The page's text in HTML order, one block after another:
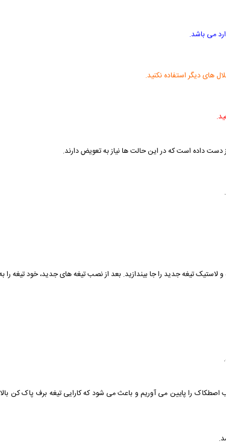
می باشد.
های ديگر استفاده نكنيد.
دست داده است كه در اين حالت ها نياز به تعويض دارند.
و لاستیک تیغه جدید را جا بیندازید. بعد از نصب تیغه های جدید، خود
را پايين می آوريم و باعث می شود كه كارایی تيغه برف پاک كن بالا